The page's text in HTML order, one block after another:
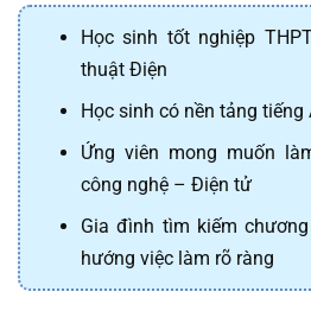
Học sinh tốt nghiệp
thuật Điện
Học sinh có nền tảng tiếng
Ứng viên mong muốn
công nghệ – Điện tử
Gia đình tìm kiếm
hướng việc làm rõ ràng